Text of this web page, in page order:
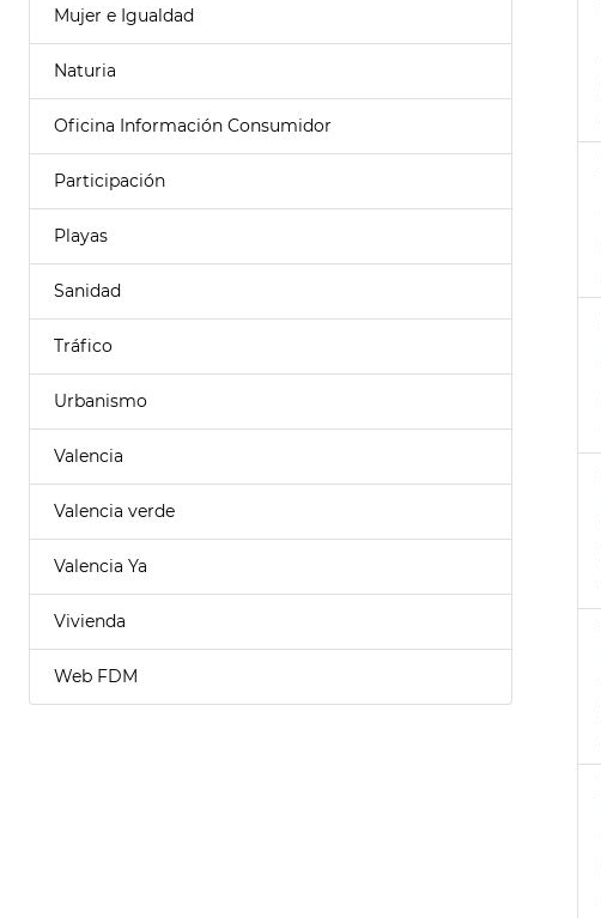
Mujer e Igualdad
Naturia
Oficina Información Consumidor
Participación
Playas
Sanidad
Tráfico
Urbanismo
Valencia
Valencia verde
Valencia Ya
Vivienda
Web FDM